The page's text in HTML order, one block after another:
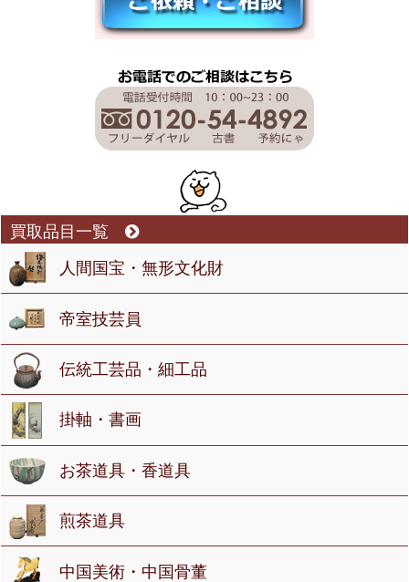
買取品目一覧
人間国宝・無形文化財
帝室技芸員
伝統工芸品・細工品
掛軸・書画
お茶道具・香道具
煎茶道具
中国美術・中国骨董